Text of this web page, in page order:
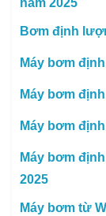
năm 2025
Bơm định
Máy bơm
Máy bơm
Máy bơm
Máy bơm
2025
Máy bơm từ